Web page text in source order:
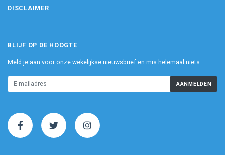
DISCLAIMER
BLIJF OP DE HOOGTE
Meld je aan voor onze wekelijkse nieuwsbrief en mis helemaal niets.
AANMELDEN